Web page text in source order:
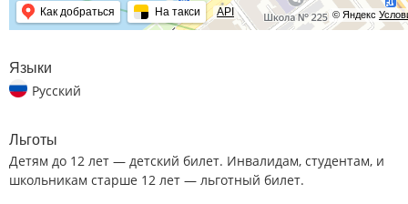
© Яндекс
Как добраться На такси API
Языки
Русский
Льготы
Детям до 12 лет — детский билет. Инвалидам, студентам, и
школьникам старше 12 лет — льготный билет.